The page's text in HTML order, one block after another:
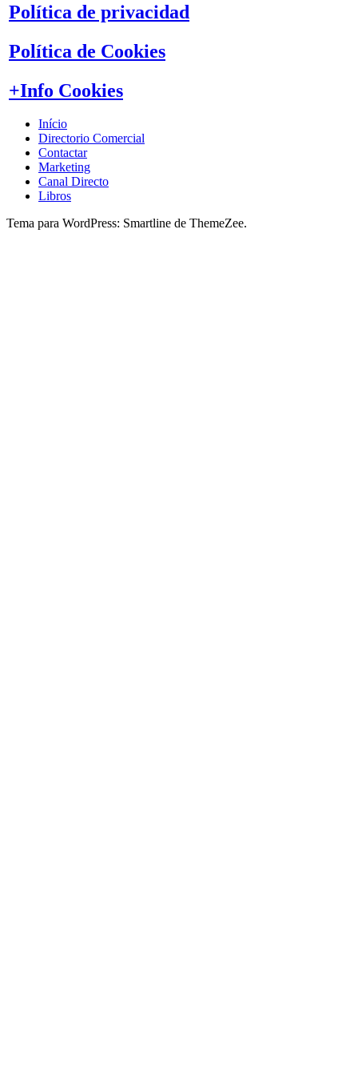
Política de privacidad
Política de Cookies
+Info Cookies
Início
Directorio Comercial
Contactar
Marketing
Canal Directo
Libros
Tema para WordPress: Smartline de ThemeZee.